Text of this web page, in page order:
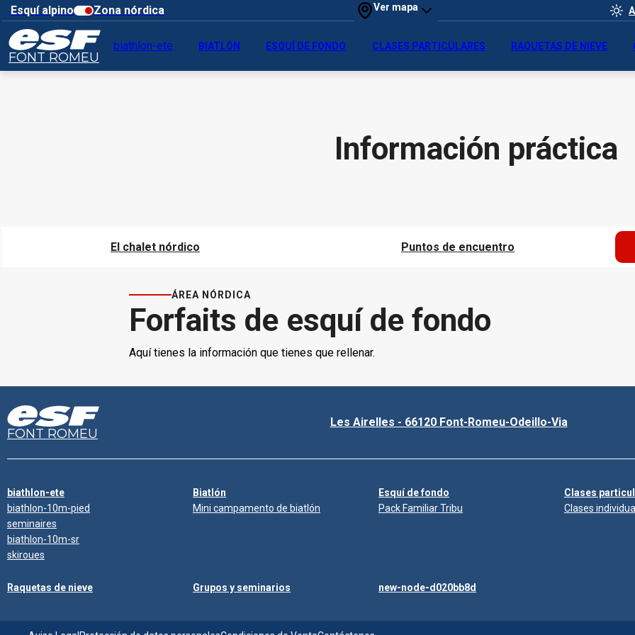
Esquí alpino Zona nórdica Ver mapa
FONT ROMEU
biathlon-ete BIATLÓN ESQUÍ DE FONDO CLASES PARTICULARES RAQUETAS DE NIEVE
Información práctica
El chalet nórdico Puntos de encuentro
ÁREA NÓRDICA
Forfaits de esquí de fondo
Aquí tienes la información que tienes que rellenar.
FONT ROMEU
Les Airelles - 66120 Font-Romeu-Odeillo-Via
biathlon-ete
biathlon-10m-pied
seminaires
biathlon-10m-sr
skiroues
Biatlón
Mini campamento de biatlón
Esquí de fondo
Pack Familiar Tribu
Clases
Clases
Raquetas de nieve Grupos y seminarios new-node-d020bb8d